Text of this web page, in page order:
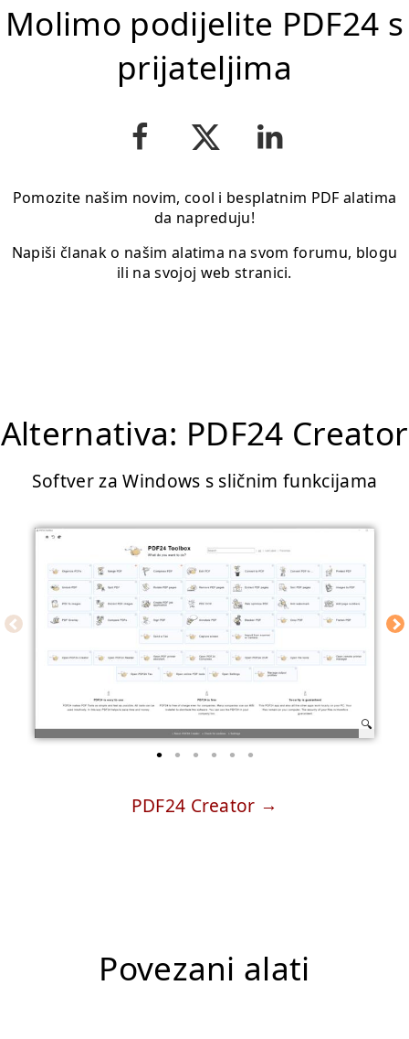
Molimo podijelite PDF24 s
prijateljima
Pomozite našim novim, cool i besplatnim PDF alatima
da napreduju!
Napiši članak o našim alatima na svom forumu, blogu
ili na svojoj web stranici.
Alternativa: PDF24 Creator
Softver za Windows s sličnim funkcijama
PDF24 Creator
Povezani alati